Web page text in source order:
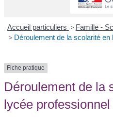
Accueil particuliers > Famille -
> Déroulement de la scolarité
Fiche pratique
Déroulement de la
lycée professionnel